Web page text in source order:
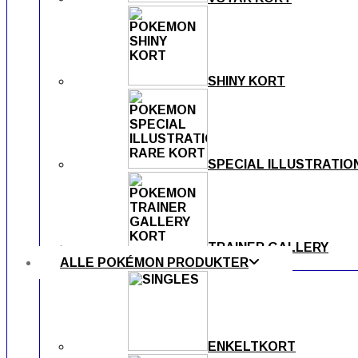
SHINY KORT
SPECIAL
TRAINER GALLERY
ALLE POKÉMON PRODUKTER
ENKELTKORT